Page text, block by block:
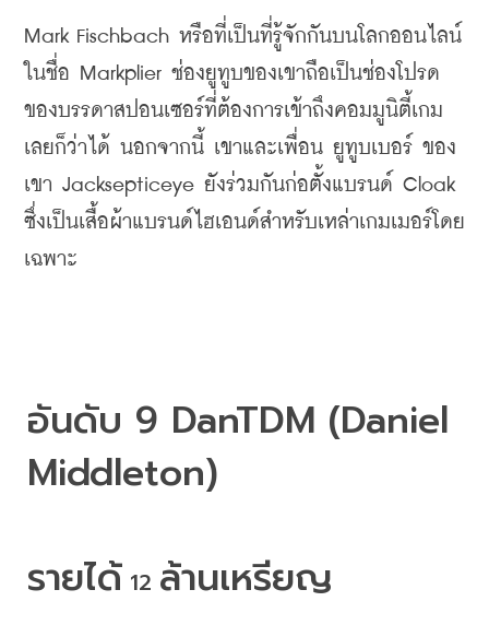
Mark Fischbach หรือที่เป็นที่รู้จักกันบนโลกออนไลน์
ในชื่อ Markplier ช่องยูทูบของเขาถือเป็นช่องโปรด
ของบรรดาสปอนเซอร์ที่ต้องการเข้าถึงคอมมูนิตี้เกม
เลยก็ว่าได้ นอกจากนี้ เขาและเพื่อน ยูทูบเบอร์ ของ
เขา Jacksepticeye ยังร่วมกันก่อตั้งแบรนด์
ซึ่งเป็นเสื้อผ้าแบรนด์ไฮเอนด์สำหรับเหล่าเกมเมอร์โดย
เฉพาะ
อันดับ 9 DanTDM (Daniel
Middleton)
รายได้ 12 ล้านเหรียญ